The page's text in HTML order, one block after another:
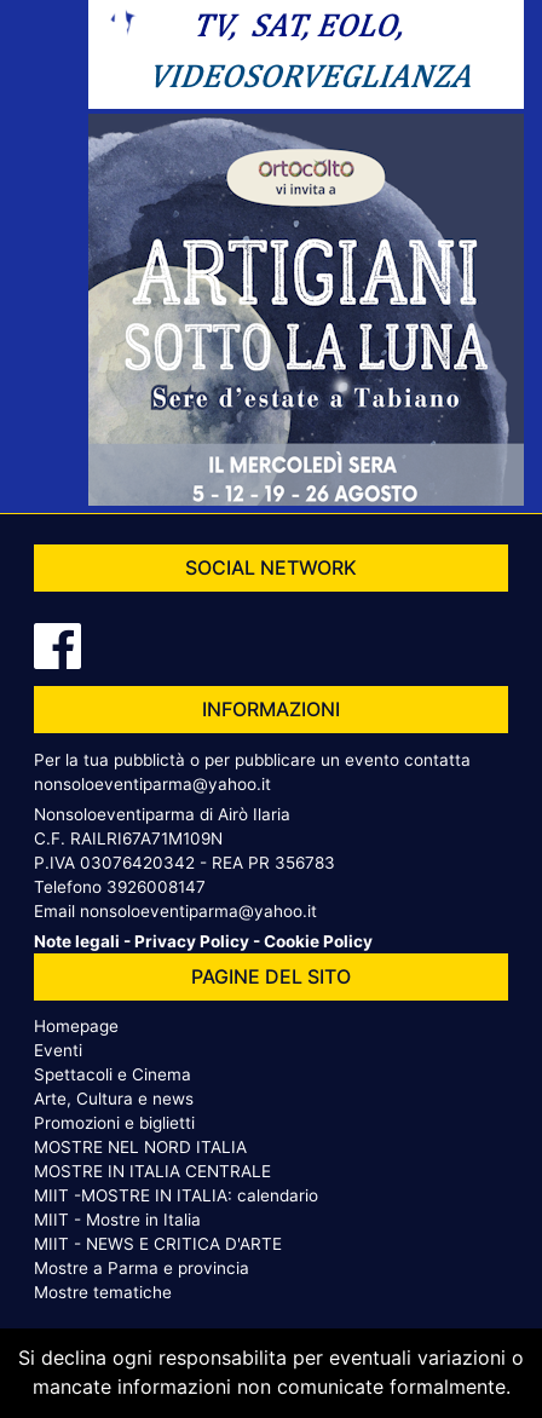
SOCIAL NETWORK
INFORMAZIONI
Per la tua pubblictà o per pubblicare un evento contatta
nonsoloeventiparma@yahoo.it
Nonsoloeventiparma di Airò Ilaria
C.F. RAILRI67A71M109N
P.IVA 03076420342 - REA PR 356783
Telefono 3926008147
Email nonsoloeventiparma@yahoo.it
Note legali -Privacy Policy -Cookie Policy
PAGINE DEL SITO
Homepage
Eventi
Spettacoli e Cinema
Arte, Cultura e news
Promozioni e biglietti
MOSTRE NEL NORD ITALIA
MOSTRE IN ITALIA CENTRALE
MIIT -MOSTRE IN ITALIA: calendario
MIIT - Mostre in Italia
MIIT - NEWS E CRITICA D'ARTE
Mostre a Parma e provincia
Mostre tematiche
Si declina ogni responsabilita per eventuali variazioni o
mancate informazioni non comunicate formalmente.